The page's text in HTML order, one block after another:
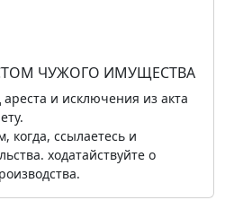
ЧУЖОГО ИМУЩЕСТВА
и исключения из акта
когда, ссылаетесь и
ходатайствуйте о